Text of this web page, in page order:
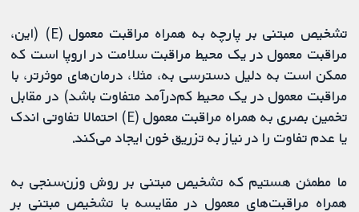
تشخیص مبتنی بر پارچه به همراه مراقبت معمول (E) (این،
مراقبت معمول در یک محیط مراقبت سلامت در اروپا است که
ممکن است به دلیل دسترسی به، مثلا، درمان‌های موثرتر، با
مراقبت معمول در یک محیط کم‌درآمد متفاوت باشد) در مقابل
تخمین بصری به همراه مراقبت معمول (E) احتمالا تفاوتی اندک
یا عدم تفاوت را در نیاز به تزریق خون ایجاد می‌کند.
ما مطمئن هستیم که تشخیص مبتنی بر روش وزن‌سنجی به
همراه مراقبت‌های معمول در مقایسه با تشخیص مبتنی بر